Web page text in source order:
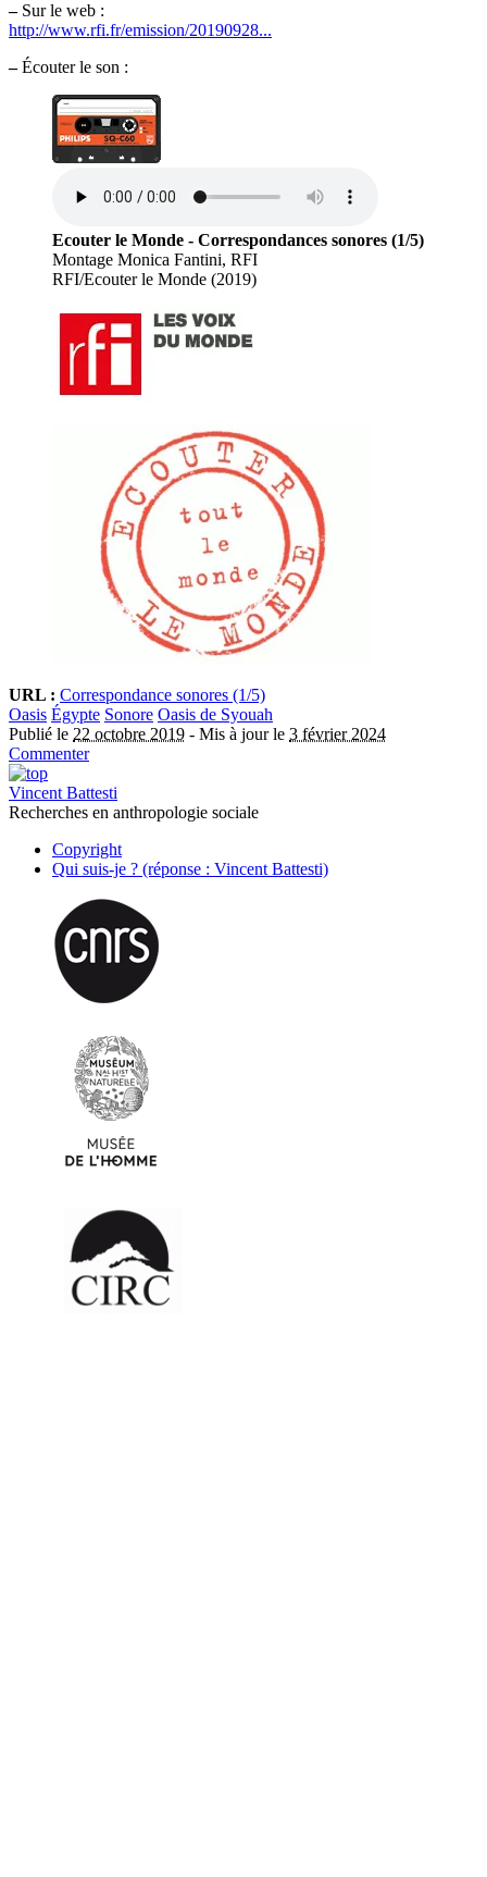
–Sur le web :
http://www.rfi.fr/emission/20190928...
–Écouter le son :
Ecouter le Monde - Correspondances sonores (1/5)
Montage Monica Fantini, RFI
RFI/Ecouter le Monde (2019)
URL : Correspondance sonores (1/5)
Oasis Égypte Sonore Oasis de Syouah
Publié le 22 octobre 2019 - Mis à jour le 3 février 2024
Commenter
Vincent Battesti
Recherches en anthropologie sociale
Copyright
Qui suis-je ? (réponse : Vincent Battesti)